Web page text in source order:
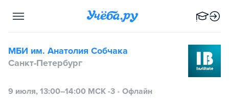
МБИ им. Анатолия Собчака
Санкт-Петербург
9 июля, 13:00–14:00 МСК -3 • Офлайн